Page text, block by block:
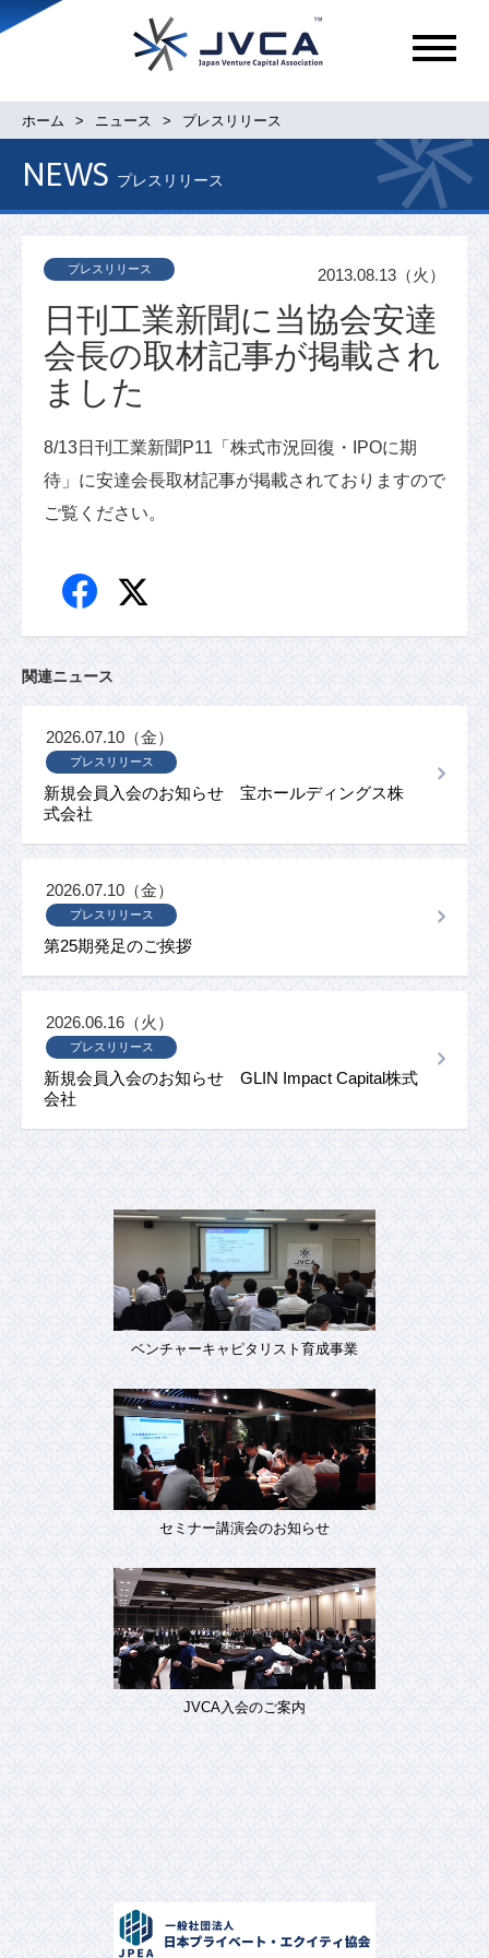
メ
ュ
ホーム ニュース プレスリリース
NEWS プレスリリース
日刊工業新聞に当協会安達
会長の取材記事が掲載され
ました
プレスリリース 2013.08.13（火）
8/13日刊工業新聞P11「株式市況回復・IPOに期
待」に安達会長取材記事が掲載されておりますので
ご覧ください。
関連ニュース
新規会員入会のお知らせ 宝ホールディングス株
式会社
プレスリリース
2026.07.10（金）
第25期発足のご挨拶
プレスリリース
2026.07.10（金）
新規会員入会のお知らせ GLIN Impact Capital株式
会社
プレスリリース
2026.06.16（火）
ベンチャーキャピタリスト育成事業
セミナー講演会のお知らせ
JVCA入会のご案内